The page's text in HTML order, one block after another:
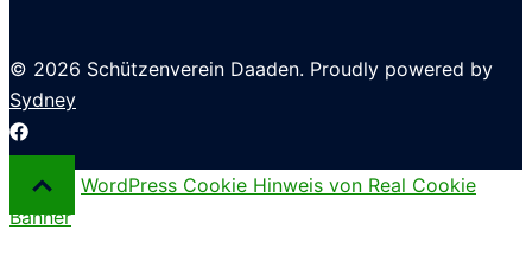
© 2026 Schützenverein Daaden. Proudly powered by
Sydney
WordPress Cookie Hinweis von Real Cookie
Banner